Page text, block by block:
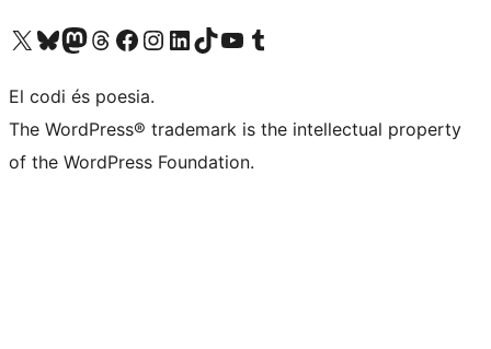
Visiteu el nostre compte X (abans Twitter)
Visiteu el nostre compte de Bluesky
Visiteu el nostre compte al Mastodon
Visiteu el nostre compte de Threads
Visiteu la nostra pàgina al Facebook
Visiteu el nostre compte d'Instagram
Visiteu el nostre compte de LinkedIn
Visiteu el nostre compte de TikTok
Visiteu el nostre canal al YouTube
Visiteu el nostre compte de Tumblr
El codi és poesia.
The WordPress® trademark is the intellectual property
of the WordPress Foundation.